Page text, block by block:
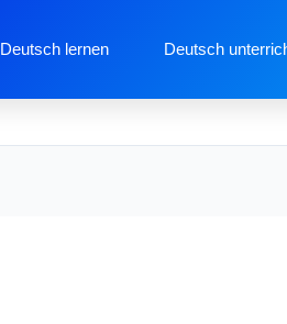
Deutsch lernen Deutsch